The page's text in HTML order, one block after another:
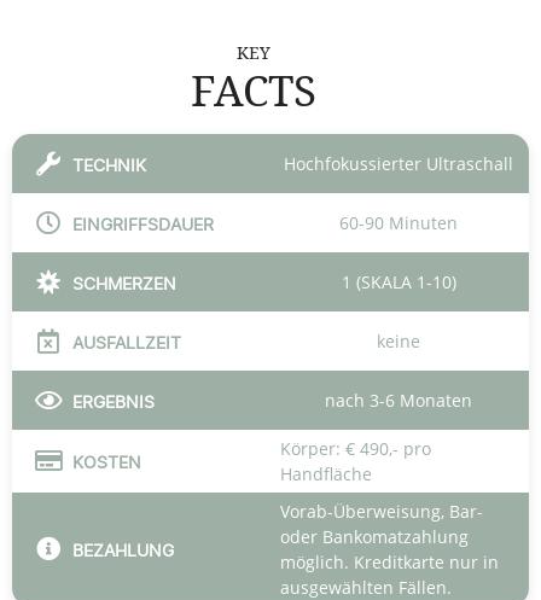
KEY
FACTS
TECHNIK Hochfokussierter Ultraschall
EINGRIFFSDAUER 60-90 Minuten
SCHMERZEN 1 (SKALA 1-10)
AUSFALLZEIT keine
ERGEBNIS nach 3-6 Monaten
KOSTEN
Körper: € 490,- pro
Handfläche
BEZAHLUNG
Vorab-Überweisung, Bar-
oder Bankomatzahlung
möglich. Kreditkarte nur in
ausgewählten Fällen.